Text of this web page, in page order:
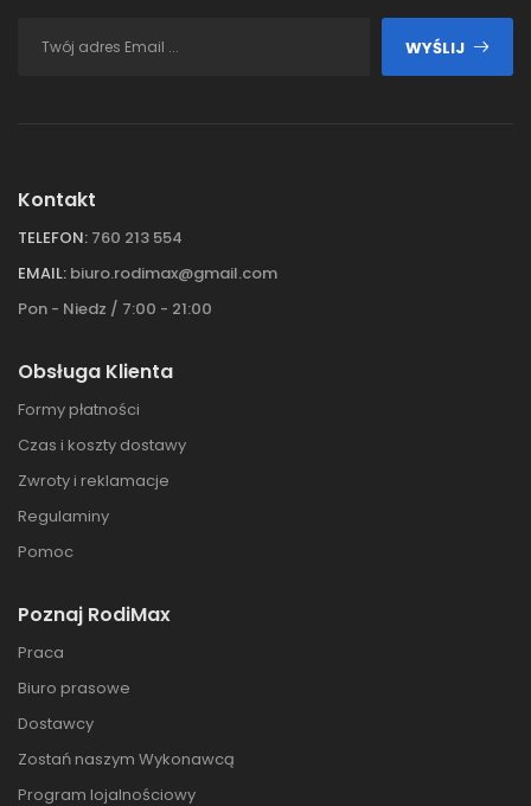
WYŚLIJ
Kontakt
TELEFON: 760 213 554
EMAIL: biuro.rodimax@gmail.com
Pon - Niedz / 7:00 - 21:00
Obsługa Klienta
Formy płatności
Czas i koszty dostawy
Zwroty i reklamacje
Regulaminy
Pomoc
Poznaj RodiMax
Praca
Biuro prasowe
Dostawcy
Zostań naszym Wykonawcą
Program lojalnościowy